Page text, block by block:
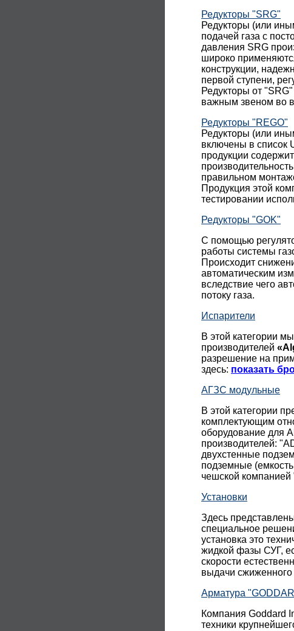
Редукторы "SRG"
Редукторы (или
подачей газа с
давления SRG
широко
конструкции,
первой ступени,
Редукторы от
важным звеном во
Редукторы "REGO"
Редукторы (или
включены в список
продукции
правильном
Продукция этой
тестировании
Редукторы "GOK"
С помощью
работы системы
Происходит
автоматическим
вследствие чего
потоку газа.
Испарители
В этой категории
производителей
разрешение на
здесь: показать
АГЗС модульные
В этой категории
комплектующим
оборудование для
производителей:
двухстенные
подземные
чешской компанией
Установки
Здесь
специальное
установка это
жидкой фазы СУГ,
скорости
выдачи сжиженного
Арматура
Компания Goddard
техники